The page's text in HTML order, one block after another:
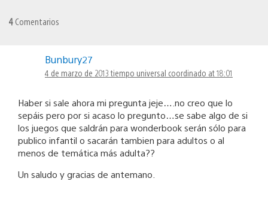
4 Comentarios
Bunbury27
4 de marzo de 2013 tiempo universal coordinado at 18:01
Haber si sale ahora mi pregunta jeje….no creo que lo
sepáis pero por si acaso lo pregunto…se sabe algo de si
los juegos que saldrán para wonderbook serán sólo para
publico infantil o sacarán tambien para adultos o al
menos de temática más adulta??
Un saludo y gracias de antemano.